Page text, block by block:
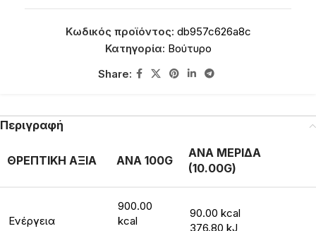
Κωδικός προϊόντος: db957c626a8c
Κατηγορία: Βούτυρο
Share:
Περιγραφή
ΘΡΕΠΤΙΚΗ ΑΞΙΑ ΑΝΑ 100G
ΑΝΑ ΜΕΡΙΔΑ
(10.00G)
Ενέργεια
900.00
kcal
90.00 kcal
376.80 kJ